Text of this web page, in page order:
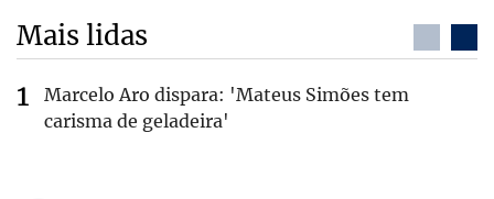
Mais lidas
Marcelo Aro dispara: 'Mateus Simões tem
carisma de geladeira'